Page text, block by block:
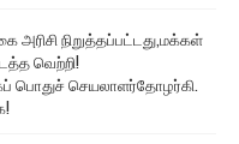
அரிசி நிறுத்தப்பட்டது,மக்கள்
வெற்றி!
பொதுச் செயலாளர்தோழர்கி.